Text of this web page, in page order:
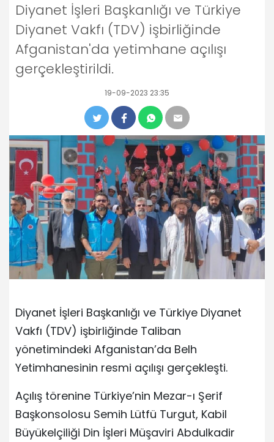
Diyanet İşleri Başkanlığı ve Türkiye
Diyanet Vakfı (TDV) işbirliğinde
Afganistan'da yetimhane açılışı
gerçekleştirildi.
19-09-2023 23:35
Diyanet İşleri Başkanlığı ve Türkiye Diyanet
Vakfı (TDV) işbirliğinde Taliban
yönetimindeki Afganistan’da Belh
Yetimhanesinin resmi açılışı gerçekleşti.
Açılış törenine Türkiye’nin Mezar-ı Şerif
Başkonsolosu Semih Lütfü Turgut, Kabil
Büyükelçiliği Din İşleri Müşaviri Abdulkadir